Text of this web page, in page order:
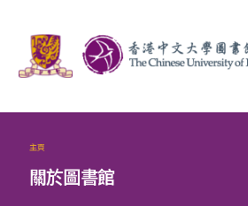
主頁
關於圖書館